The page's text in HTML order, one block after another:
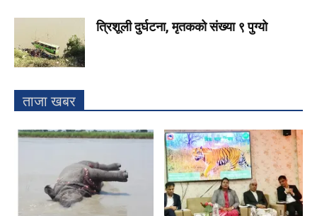
त्रिशूली दुर्घटना, मृतकको संख्या ९ पुग्यो
ताजा खबर